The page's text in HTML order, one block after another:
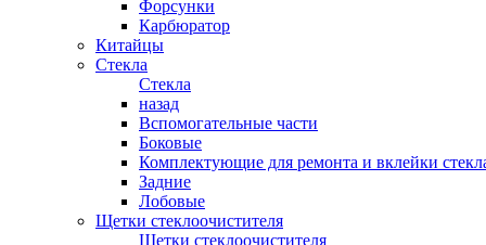
Форсунки
Карбюратор
Китайцы
Стекла
Стекла
назад
Вспомогательные части
Боковые
Комплектующие для ремонта и вклейки
Задние
Лобовые
Щетки стеклоочистителя
Щетки стеклоочистителя